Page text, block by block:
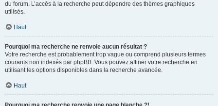
du forum. L’accès à la recherche peut dépendre des thèmes graphiques
utilisés.
Haut
Pourquoi ma recherche ne renvoie aucun résultat ?
Votre recherche est probablement trop vague ou comprend plusieurs termes
courants non indexés par phpBB. Vous pouvez affiner votre recherche en
utilisant les options disponibles dans la recherche avancée.
Haut